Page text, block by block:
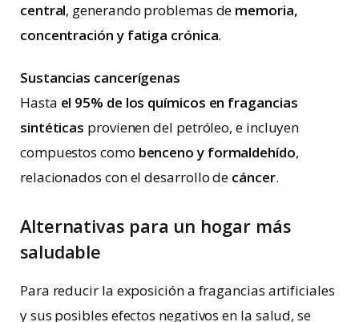
central, generando problemas de memoria,
concentración y fatiga crónica.
Sustancias cancerígenas
Hasta el 95% de los químicos en fragancias
sintéticas provienen del petróleo, e incluyen
compuestos como benceno y formaldehído,
relacionados con el desarrollo de cáncer.
Alternativas para un hogar más
saludable
Para reducir la exposición a fragancias artificiales
y sus posibles efectos negativos en la salud, se